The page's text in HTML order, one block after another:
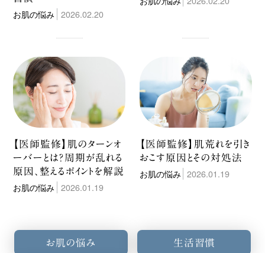
お肌の悩み 2026.02.20
【医師監修】肌のターンオ
ーバーとは？周期が乱れる
原因、整えるポイントを解説
お肌の悩み 2026.01.19
【医師監修】肌荒れを引き
おこす原因とその対処法
お肌の悩み 2026.01.19
お肌の悩み 生活習慣